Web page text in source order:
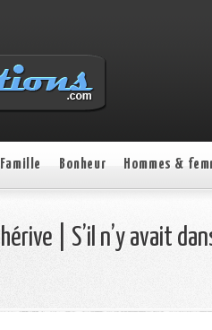
Famille Bonheur Hommes &
| S’il n’y avait